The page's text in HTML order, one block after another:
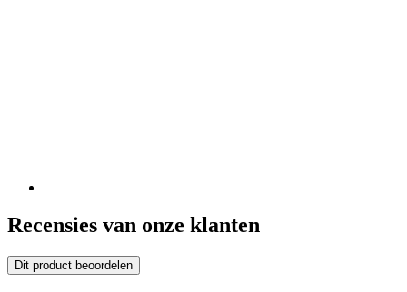
Recensies van onze klanten
Dit product beoordelen